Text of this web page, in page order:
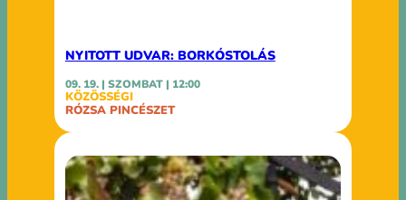
NYITOTT UDVAR: BORKÓSTOLÁS
09. 19. | SZOMBAT | 12:00
KÖZÖSSÉGI
RÓZSA PINCÉSZET